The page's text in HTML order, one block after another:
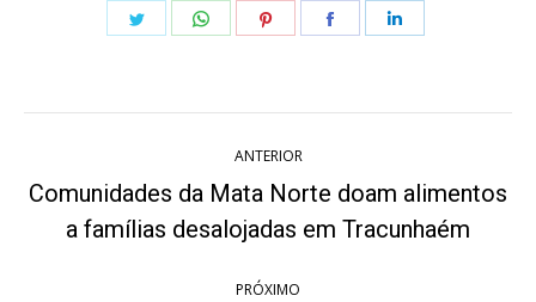
Share
Share
Share
Share
de
post:
ANTERIOR
Post
anterior:
Comunidades da Mata Norte doam alimentos
a famílias desalojadas em Tracunhaém
PRÓXIMO